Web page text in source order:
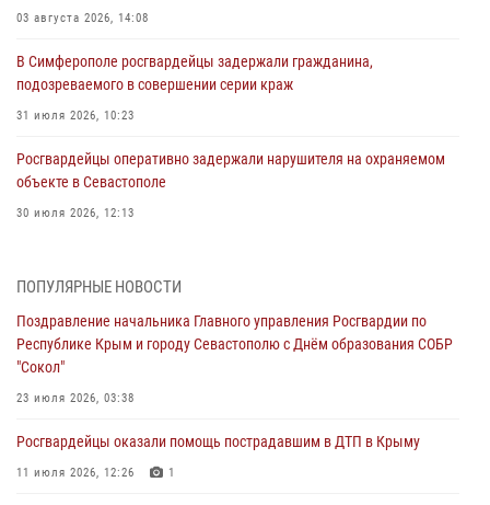
03 августа 2026, 14:08
В Симферополе росгвардейцы задержали гражданина,
подозреваемого в совершении серии краж
31 июля 2026, 10:23
Росгвардейцы оперативно задержали нарушителя на охраняемом
объекте в Севастополе
30 июля 2026, 12:13
охраняемом объекте
Росгвардейцы Крыма и Севастополя отметили День Крещения Руси
в краже из гипермаркета
24 июля 2026, 12:21
ПОПУЛЯРНЫЕ НОВОСТИ
Поздравление начальника Главного управления Росгвардии по
Республике Крым и городу Севастополю с Днём образования СОБР
"Сокол"
23 июля 2026, 03:38
Росгвардейцы оказали помощь пострадавшим в ДТП в Крыму
11 июля 2026, 12:26 1